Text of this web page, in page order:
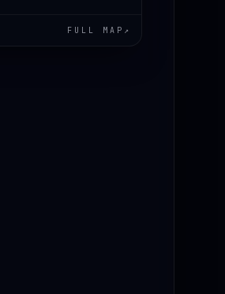
FULL MAP ↗